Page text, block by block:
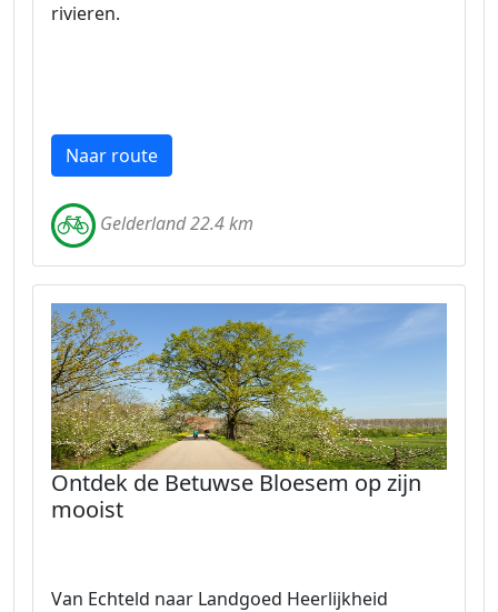
rivieren.
Naar route
Gelderland 22.4 km
Ontdek de Betuwse Bloesem op zijn
mooist
Van Echteld naar Landgoed Heerlijkheid